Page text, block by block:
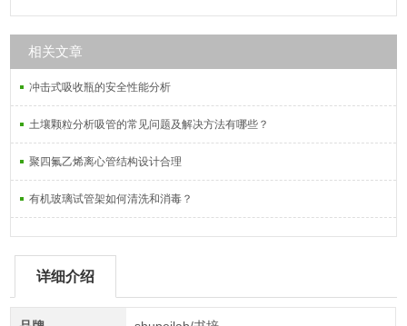
相关文章
冲击式吸收瓶的安全性能分析
土壤颗粒分析吸管的常见问题及解决方法有哪些？
聚四氟乙烯离心管结构设计合理
有机玻璃试管架如何清洗和消毒？
详细介绍